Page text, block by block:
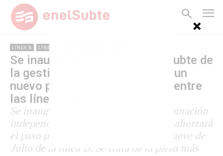
LÍNEA B LÍNEA D
Se inauguró la única obra de Subte de
la gestión Larreta: habilitaron un
nuevo pasillo de combinación entre
las líneas B y C
Se inauguró el nuevo pasillo de combinación
independiente entre las líneas B y C: ahorrará
el paso por el andén de la estación Nueve de
Julio de la línea D. Se trata de la pieza más